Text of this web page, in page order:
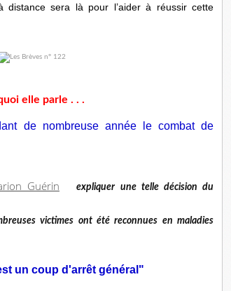
sera là pour l’aider à réussir cette
elle parle . . .
de nombreuse année le combat de
Guérin expliquer une telle décision du
victimes ont été reconnues en maladies
un coup d'arrêt général"